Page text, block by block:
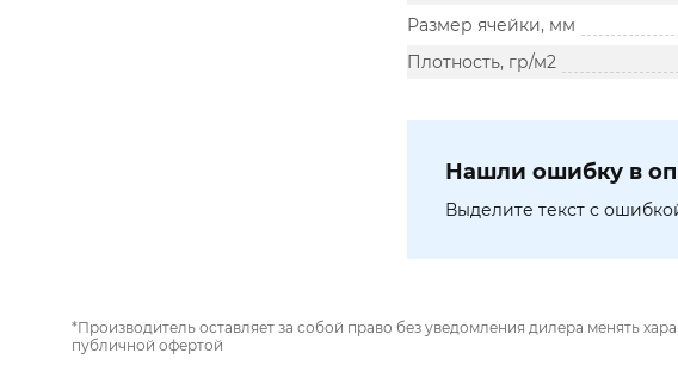
Размер ячейки, мм
Плотность, гр/м2
Нашли ошибку в
Выделите текст с
*Производитель оставляет за собой право без уведомления дилера менять
публичной офертой